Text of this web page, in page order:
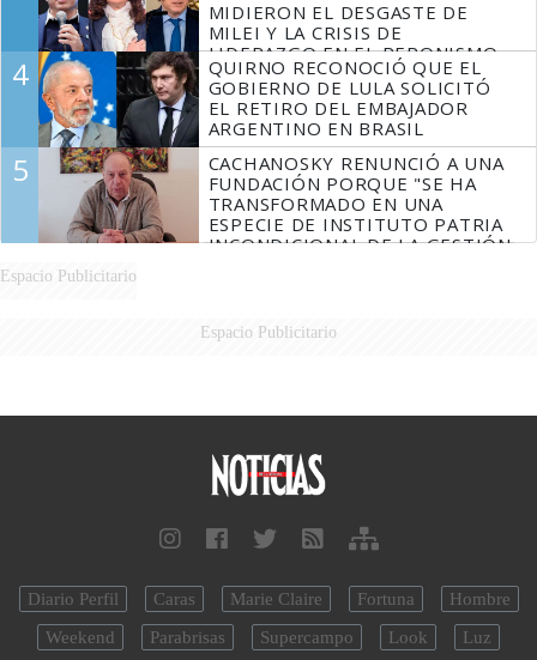
MIDIERON EL DESGASTE DE
MILEI Y LA CRISIS DE
LIDERAZGO EN EL PERONISMO
4
QUIRNO RECONOCIÓ QUE EL
GOBIERNO DE LULA SOLICITÓ
EL RETIRO DEL EMBAJADOR
ARGENTINO EN BRASIL
5
CACHANOSKY RENUNCIÓ A UNA
FUNDACIÓN PORQUE "SE HA
TRANSFORMADO EN UNA
ESPECIE DE INSTITUTO PATRIA
INCONDICIONAL DE LA GESTIÓN
Espacio Publicitario
Espacio Publicitario
Diario Perfil Caras Marie Claire Fortuna
Hombre
Weekend
Parabrisas Supercampo Look Luz